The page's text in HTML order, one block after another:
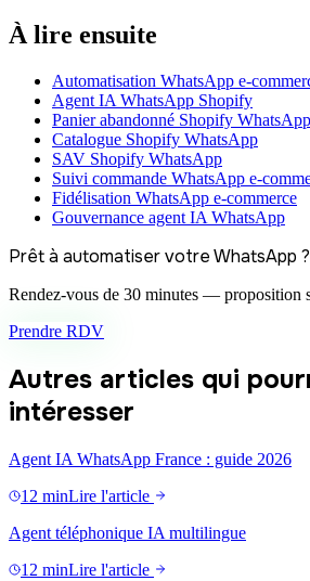
À lire ensuite
Automatisation WhatsApp e-
Agent IA WhatsApp Shopify
Panier abandonné Shopify WhatsApp
Catalogue Shopify WhatsApp
SAV Shopify WhatsApp
Suivi commande WhatsApp e-
Fidélisation WhatsApp e-commerce
Gouvernance agent IA WhatsApp
Prêt à automatiser votre WhatsApp ?
Rendez-vous de 30 minutes — proposition
Prendre RDV
Autres articles qui
intéresser
Agent IA WhatsApp France : guide 2026
12 minLire l'article
Agent téléphonique IA multilingue
12 minLire l'article